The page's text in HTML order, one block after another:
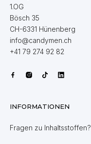
1.OG
Bösch 35
CH-6331 Hünenberg
info@candymen.ch
+41 79 274 92 82
INFORMATIONEN
Fragen zu Inhaltsstoffen?